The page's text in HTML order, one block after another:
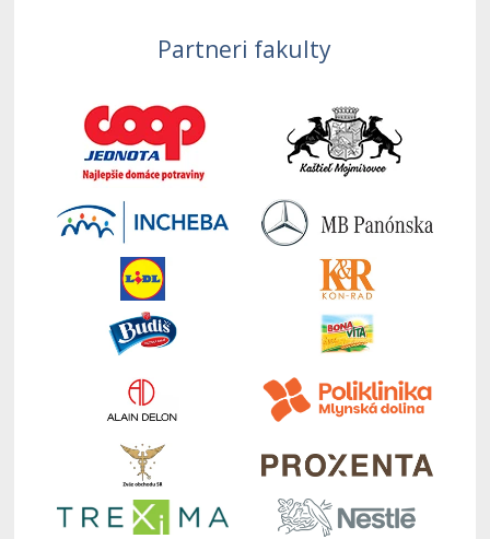
Partneri fakulty